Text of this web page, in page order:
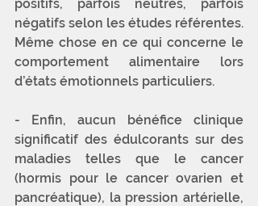
positifs, parfois neutres, parfois
Même chose en ce qui concerne le
comportement alimentaire lors
d’états émotionnels particuliers.
- Enfin, aucun bénéfice clinique
significatif des édulcorants sur des
maladies telles que le cancer
(hormis pour le cancer ovarien et
pancréatique), la pression artérielle,